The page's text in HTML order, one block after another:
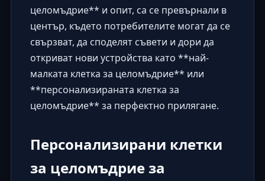
целомъдрие** и опит, са се превърнали в
център, където потребителите могат да се
свързват, да споделят съвети и дори да
откриват нови устройства като **най-
малката клетка за целомъдрие** или
**персонализираната клетка за
целомъдрие** за перфектно прилягане.
Персонализирани клетки
за целомъдрие за